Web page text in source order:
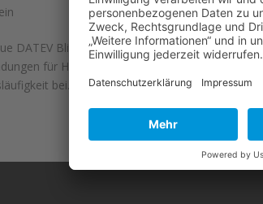
DATEV Blitzlicht Ausgabe April 2019 in
für Herrenabende können gemischt
bei...